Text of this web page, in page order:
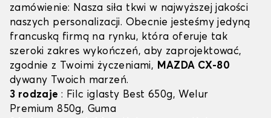
zamówienie: Nasza siła tkwi w najwyższej jakości
naszych personalizacji. Obecnie jesteśmy jedyną
francuską firmą na rynku, która oferuje tak
szeroki zakres wykończeń, aby zaprojektować,
zgodnie z Twoimi życzeniami, MAZDA CX-80
dywany Twoich marzeń.
3 rodzaje : Filc iglasty Best 650g, Welur
Premium 850g, Guma